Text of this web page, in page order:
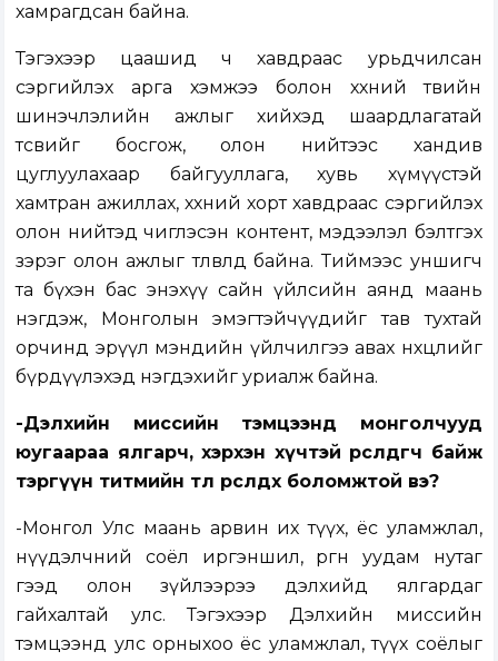
хамрагдсан байна.
Тэгэхээр цаашид ч хавдраас урьдчилсан
сэргийлэх арга хэмжээ болон хөхний төвийн
шинэчлэлийн ажлыг хийхэд шаардлагатай
төсвийг босгож, олон нийтээс хандив
цуглуулахаар байгууллага, хувь хүмүүстэй
хамтран ажиллах, хөхний хорт хавдраас сэргийлэх
олон нийтэд чиглэсэн контент, мэдээлэл бэлтгэх
зэрэг олон ажлыг төлөвлөөд байна. Тиймээс уншигч
та бүхэн бас энэхүү сайн үйлсийн аянд маань
нэгдэж, Монголын эмэгтэйчүүдийг тав тухтай
орчинд эрүүл мэндийн үйлчилгээ авах нөхцөлийг
бүрдүүлэхэд нэгдэхийг уриалж байна.
-Дэлхийн миссийн тэмцээнд монголчууд
юугаараа ялгарч, хэрхэн хүчтэй өрсөлдөгч байж
тэргүүн титмийн төлөө өрсөлдөх боломжтой вэ?
-Монгол Улс маань арвин их түүх, ёс уламжлал,
нүүдэлчний соёл иргэншил, өргөн уудам нутаг
гээд олон зүйлээрээ дэлхийд ялгардаг
гайхалтай улс. Тэгэхээр Дэлхийн миссийн
тэмцээнд улс орныхоо ёс уламжлал, түүх соёлыг